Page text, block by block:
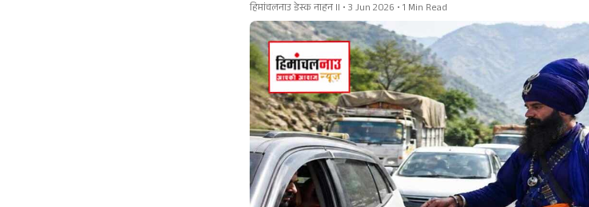
हिमांचलनाउ डेस्क नाहन II • 3 Jun 2026 • 1 Min Read